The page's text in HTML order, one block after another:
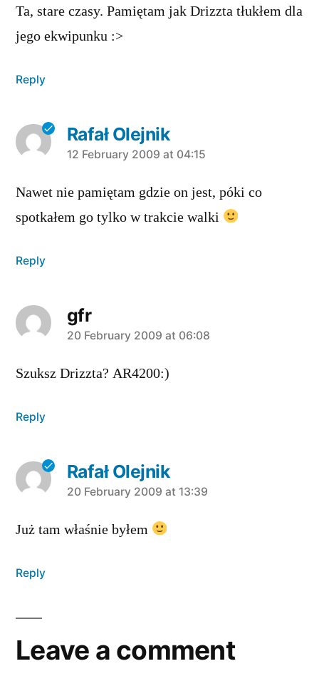
Ta, stare czasy. Pamiętam jak Drizzta tłukłem dla
jego ekwipunku :>
Reply
Rafał Olejnik
says:
12 February 2009 at 04:15
Nawet nie pamiętam gdzie on jest, póki co
spotkałem go tylko w trakcie walki
Reply
gfr
says:
20 February 2009 at 06:08
Szuksz Drizzta? AR4200:)
Reply
Rafał Olejnik
says:
20 February 2009 at 13:39
Już tam właśnie byłem
Reply
Leave a comment